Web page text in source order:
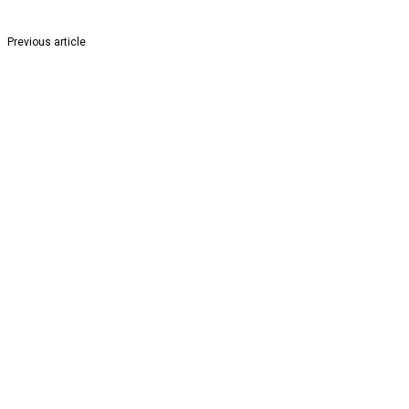
Previous article